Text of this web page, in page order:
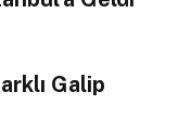
Galip